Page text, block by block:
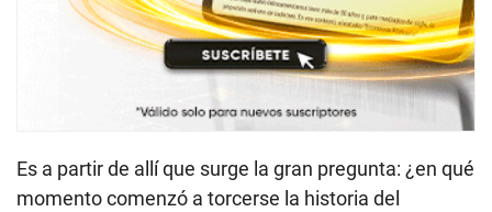
Es a partir de allí que surge la gran pregunta: ¿en qué
momento comenzó a torcerse la historia del